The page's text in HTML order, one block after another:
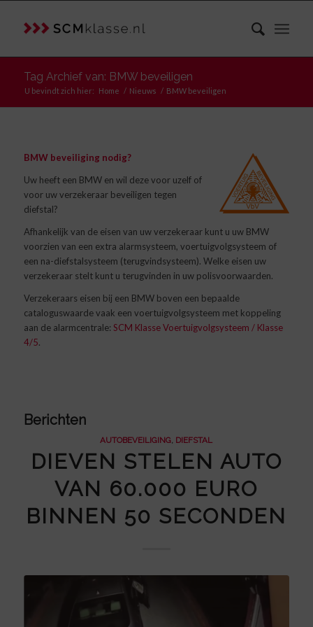
Tag Archief van: BMW beveiligen
U bevindt zich hier: Home / Nieuws / BMW beveiligen
BMW beveiliging nodig?
Uw heeft een BMW en wil deze voor uzelf of
voor uw verzekeraar beveiligen tegen
diefstal?
Afhankelijk van de eisen van uw verzekeraar kunt u uw BMW
voorzien van een extra alarmsysteem, voertuigvolgsysteem of
een na-diefstalsysteem (terugvindsysteem). Welke eisen uw
verzekeraar stelt kunt u terugvinden in uw polisvoorwaarden.
Verzekeraars eisen bij een BMW boven een bepaalde
cataloguswaarde vaak een voertuigvolgsysteem met koppeling
aan de alarmcentrale: SCM Klasse Voertuigvolgsysteem / Klasse
4/5.
Berichten
AUTOBEVEILIGING, DIEFSTAL
DIEVEN STELEN AUTO
VAN 60.000 EURO
BINNEN 50 SECONDEN